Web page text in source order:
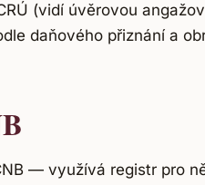
(vidí úvěrovou
daňového přiznání a
— využívá registr pro